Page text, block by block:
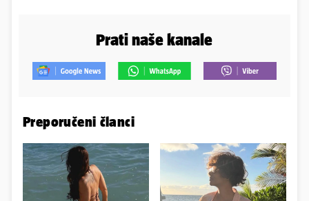
Prati naše kanale
Preporučeni članci